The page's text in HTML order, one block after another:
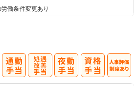
働条件変更あり